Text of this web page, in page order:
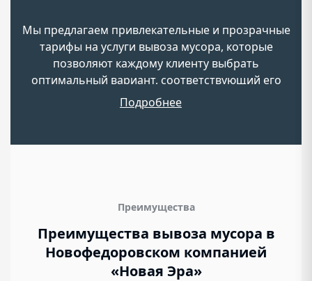
Мы предлагаем привлекательные и прозрачные
тарифы на услуги вывоза мусора, которые
позволяют каждому клиенту выбрать
оптимальный вариант, соответствующий его
потребностям. «Новая Эра» обеспечивает
качественное обслуживание по доступной цене.
Подробнее
Преимущества
Преимущества вывоза мусора в
Новофедоровском компанией
«Новая Эра»